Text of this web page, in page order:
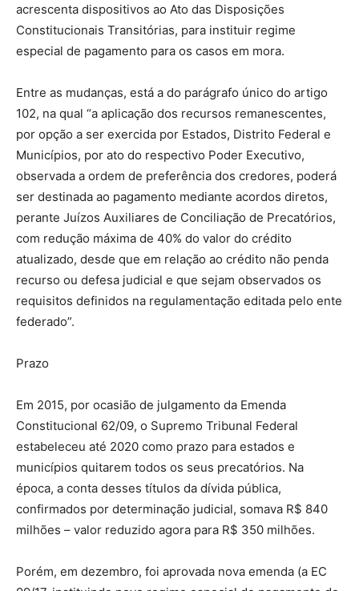
acrescenta dispositivos ao Ato das Disposições
Constitucionais Transitórias, para instituir regime
especial de pagamento para os casos em mora.
Entre as mudanças, está a do parágrafo único do artigo
102, na qual “a aplicação dos recursos remanescentes,
por opção a ser exercida por Estados, Distrito Federal e
Municípios, por ato do respectivo Poder Executivo,
observada a ordem de preferência dos credores, poderá
ser destinada ao pagamento mediante acordos diretos,
perante Juízos Auxiliares de Conciliação de Precatórios,
com redução máxima de 40% do valor do crédito
atualizado, desde que em relação ao crédito não penda
recurso ou defesa judicial e que sejam observados os
requisitos definidos na regulamentação editada pelo ente
federado”.
Prazo
Em 2015, por ocasião de julgamento da Emenda
Constitucional 62/09, o Supremo Tribunal Federal
estabeleceu até 2020 como prazo para estados e
municípios quitarem todos os seus precatórios. Na
época, a conta desses títulos da dívida pública,
confirmados por determinação judicial, somava R$ 840
milhões – valor reduzido agora para R$ 350 milhões.
Porém, em dezembro, foi aprovada nova emenda (a EC